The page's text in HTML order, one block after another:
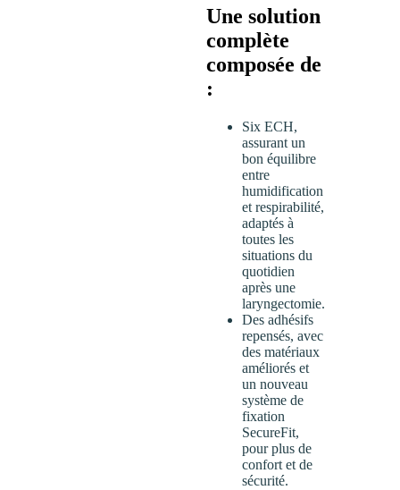
Une solution
complète
composée de
:
Six ECH,
assurant un
bon équilibre
entre
humidification
et respirabilité,
adaptés à
toutes les
situations du
quotidien
après une
laryngectomie.
Des adhésifs
repensés, avec
des matériaux
améliorés et
un nouveau
système de
fixation
SecureFit,
pour plus de
confort et de
sécurité.